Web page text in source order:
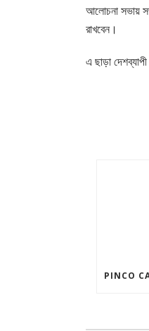
আলোচনা সভায়
রাখবেন।
এ ছাড়া